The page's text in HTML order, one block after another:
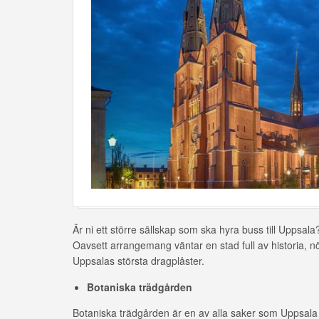
Är ni ett större sällskap som ska hyra buss till
Oavsett arrangemang väntar en stad full av historia,
Uppsalas största dragplåster.
Botaniska trädgården
Botaniska trädgården är en av alla saker som